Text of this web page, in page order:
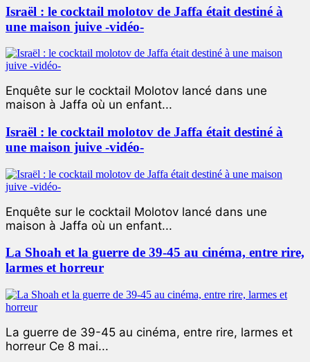
Israël : le cocktail molotov de Jaffa était destiné à
une maison juive -vidéo-
Enquête sur le cocktail Molotov lancé dans une
maison à Jaffa où un enfant...
Israël : le cocktail molotov de Jaffa était destiné à
une maison juive -vidéo-
Enquête sur le cocktail Molotov lancé dans une
maison à Jaffa où un enfant...
La Shoah et la guerre de 39-45 au cinéma, entre rire,
larmes et horreur
La guerre de 39-45 au cinéma, entre rire, larmes et
horreur Ce 8 mai...